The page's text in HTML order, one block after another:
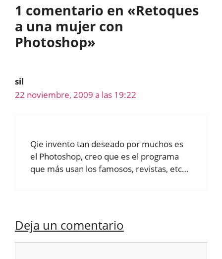
1 comentario en «Retoques
a una mujer con
Photoshop»
sil
22 noviembre, 2009 a las 19:22
Qie invento tan deseado por muchos es
el Photoshop, creo que es el programa
que más usan los famosos, revistas, etc…
Deja un comentario